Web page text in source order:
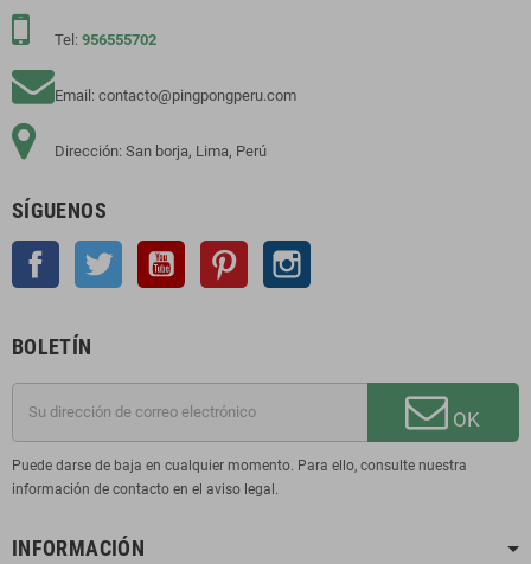
Tel: 956555702
Email: contacto@pingpongperu.com
Dirección: San borja, Lima, Perú
SÍGUENOS
Facebook Twitter YouTube Pinterest
BOLETÍN
OK
Puede darse de baja en cualquier momento. Para ello, consulte nuestra
información de contacto en el aviso legal.
INFORMACIÓN